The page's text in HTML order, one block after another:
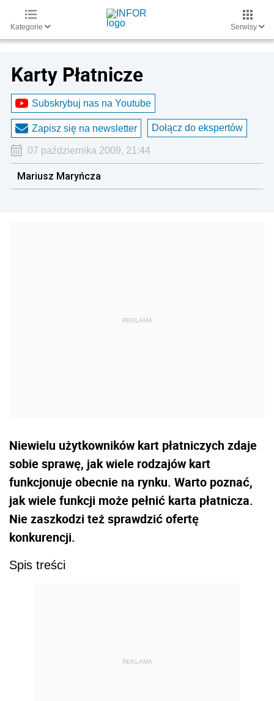
Kategorie Serwisy
Karty Płatnicze
Subskrybuj nas na Youtube
Zapisz się na newsletter Dołącz do ekspertów
07 października 2009, 21:44
Mariusz Maryńcza
Niewielu użytkowników kart płatniczych zdaje
sobie sprawę, jak wiele rodzajów kart
funkcjonuje obecnie na rynku. Warto poznać,
jak wiele funkcji może pełnić karta płatnicza.
Nie zaszkodzi też sprawdzić ofertę
konkurencji.
Spis treści
REKLAMA